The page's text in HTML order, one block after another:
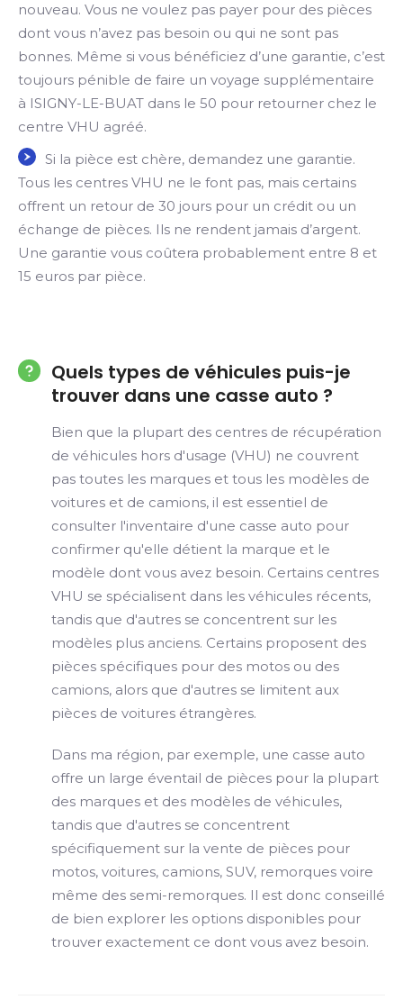
nouveau. Vous ne voulez pas payer pour des pièces
dont vous n’avez pas besoin ou qui ne sont pas
bonnes. Même si vous bénéficiez d’une garantie, c’est
toujours pénible de faire un voyage supplémentaire
à ISIGNY-LE-BUAT dans le 50 pour retourner chez le
centre VHU agréé.
Si la pièce est chère, demandez une garantie.
Tous les centres VHU ne le font pas, mais certains
offrent un retour de 30 jours pour un crédit ou un
échange de pièces. Ils ne rendent jamais d’argent.
Une garantie vous coûtera probablement entre 8 et
15 euros par pièce.
Quels types de véhicules puis-je
trouver dans une casse auto ?
Bien que la plupart des centres de récupération
de véhicules hors d'usage (VHU) ne couvrent
pas toutes les marques et tous les modèles de
voitures et de camions, il est essentiel de
consulter l'inventaire d'une casse auto pour
confirmer qu'elle détient la marque et le
modèle dont vous avez besoin. Certains centres
VHU se spécialisent dans les véhicules récents,
tandis que d'autres se concentrent sur les
modèles plus anciens. Certains proposent des
pièces spécifiques pour des motos ou des
camions, alors que d'autres se limitent aux
pièces de voitures étrangères.
Dans ma région, par exemple, une casse auto
offre un large éventail de pièces pour la plupart
des marques et des modèles de véhicules,
tandis que d'autres se concentrent
spécifiquement sur la vente de pièces pour
motos, voitures, camions, SUV, remorques voire
même des semi-remorques. Il est donc conseillé
de bien explorer les options disponibles pour
trouver exactement ce dont vous avez besoin.